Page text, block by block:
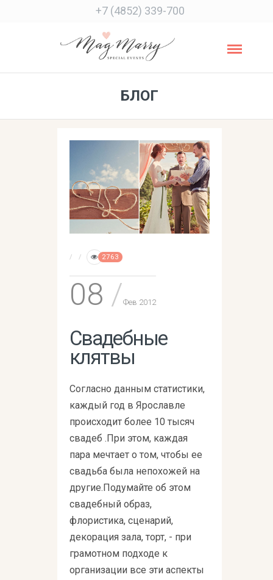
+7 (4852) 339-700
БЛОГ
2763
08 Фев 2012
Свадебные
клятвы
Согласно данным статистики,
каждый год в Ярославле
происходит более 10 тысяч
свадеб .При этом, каждая
пара мечтает о том, чтобы ее
свадьба была непохожей на
другие.Подумайте об этом
свадебный образ,
флористика, сценарий,
декорация зала, торт, - при
грамотном подходе к
организации все эти аспекты